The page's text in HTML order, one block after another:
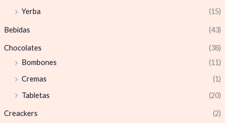
Yerba
(15)
Bebidas (43)
Chocolates
(38)
Bombones
(11)
Cremas
(1)
Tabletas
(20)
Creackers (2)